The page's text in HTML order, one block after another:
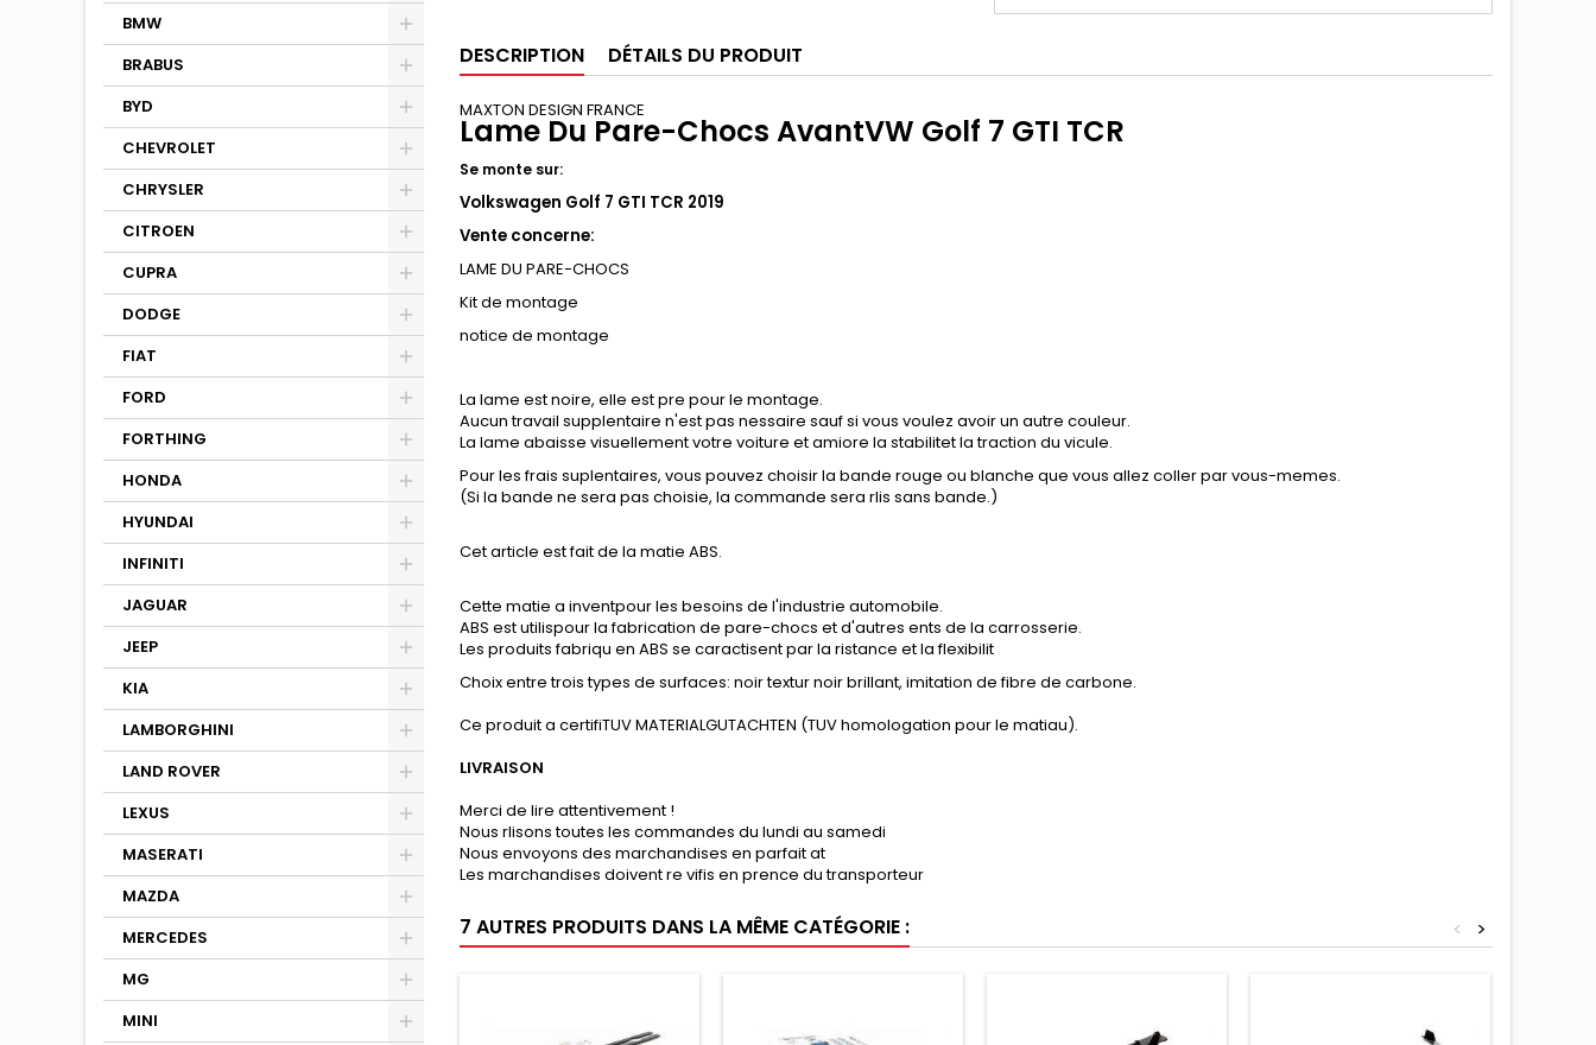
BMW
BRABUS
BYD
CHEVROLET
CHRYSLER
CITROEN
CUPRA
DODGE
FIAT
FORD
FORTHING
HONDA
HYUNDAI
INFINITI
JAGUAR
JEEP
KIA
LAMBORGHINI
LAND ROVER
LEXUS
MASERATI
MAZDA
MERCEDES
MG
MINI
DESCRIPTION DÉTAILS DU PRODUIT
MAXTON DESIGN FRANCE
Lame Du Pare-Chocs AvantVW Golf 7 GTI TCR
Se monte sur:
Volkswagen Golf 7 GTI TCR 2019
Vente concerne:
LAME DU PARE-CHOCS
Kit de montage
notice de montage
La lame est noire, elle est pre pour le montage.
Aucun travail supplentaire n'est pas nessaire sauf si vous voulez avoir un autre couleur.
La lame abaisse visuellement votre voiture et amiore la stabilitet la traction du vicule.
Pour les frais suplentaires, vous pouvez choisir la bande rouge ou blanche que vous allez coller par vous-memes.
(Si la bande ne sera pas choisie, la commande sera rlis sans bande.)
Cet article est fait de la matie ABS.
Cette matie a inventpour les besoins de l'industrie automobile.
ABS est utilispour la fabrication de pare-chocs et d'autres ents de la carrosserie.
Les produits fabriqu en ABS se caractisent par la ristance et la flexibilit
Choix entre trois types de surfaces: noir textur noir brillant, imitation de fibre de carbone.
Ce produit a certifiTUV MATERIALGUTACHTEN (TUV homologation pour le matiau).
LIVRAISON
Merci de lire attentivement !
Nous rlisons toutes les commandes du lundi au samedi
Nous envoyons des marchandises en parfait at
Les marchandises doivent re vifis en prence du transporteur
7 AUTRES PRODUITS DANS LA MÊME CATÉGORIE : >
<